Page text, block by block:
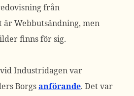
från
är Webbutsändning, men
finns för sig.
Industridagen var
Borgsanförande. Det var